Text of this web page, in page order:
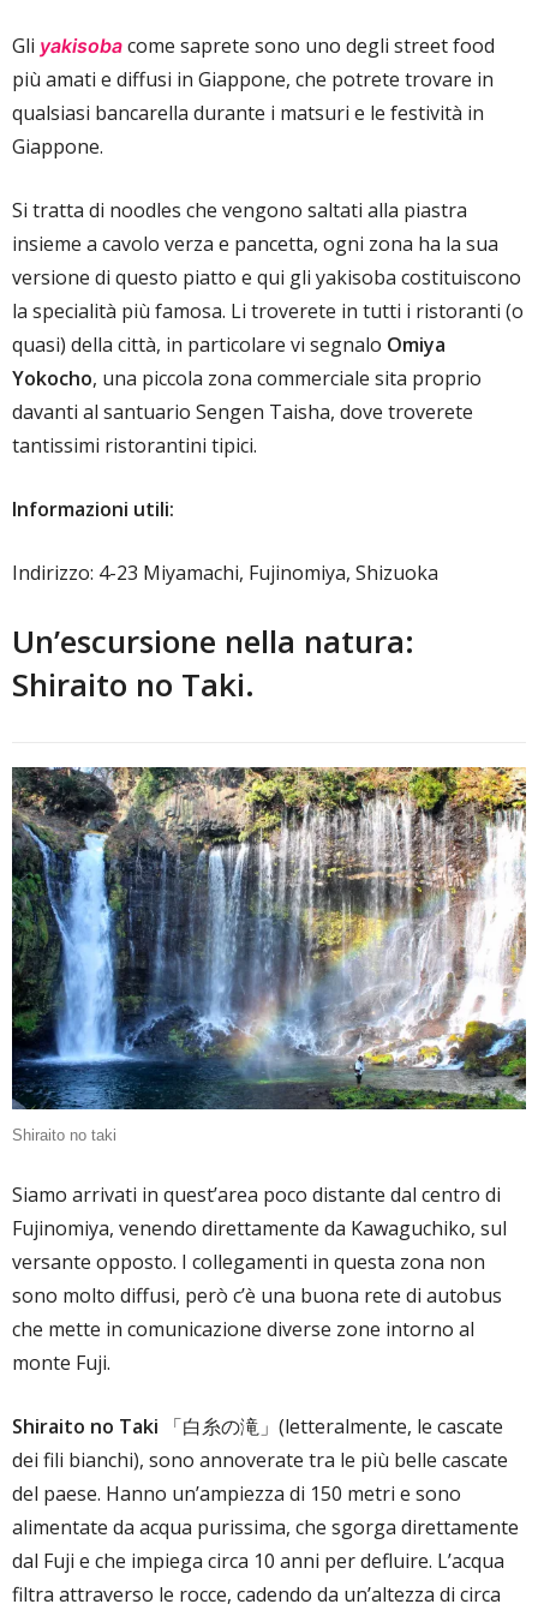
Gli yakisoba come saprete sono uno degli street food
più amati e diffusi in Giappone, che potrete trovare in
qualsiasi bancarella durante i matsuri e le festività in
Giappone.
Si tratta di noodles che vengono saltati alla piastra
insieme a cavolo verza e pancetta, ogni zona ha la sua
versione di questo piatto e qui gli yakisoba costituiscono
la specialità più famosa. Li troverete in tutti i ristoranti (o
quasi) della città, in particolare vi segnalo Omiya
Yokocho, una piccola zona commerciale sita proprio
davanti al santuario Sengen Taisha, dove troverete
tantissimi ristorantini tipici.
Informazioni utili:
Indirizzo: 4-23 Miyamachi, Fujinomiya, Shizuoka
Un’escursione nella natura:
Shiraito no Taki.
Shiraito no taki
Siamo arrivati in quest’area poco distante dal centro di
Fujinomiya, venendo direttamente da Kawaguchiko, sul
versante opposto. I collegamenti in questa zona non
sono molto diffusi, però c’è una buona rete di autobus
che mette in comunicazione diverse zone intorno al
monte Fuji.
Shiraito no Taki 「白糸の滝」(letteralmente, le cascate
dei fili bianchi), sono annoverate tra le più belle cascate
del paese. Hanno un’ampiezza di 150 metri e sono
alimentate da acqua purissima, che sgorga direttamente
dal Fuji e che impiega circa 10 anni per defluire. L’acqua
filtra attraverso le rocce, cadendo da un’altezza di circa